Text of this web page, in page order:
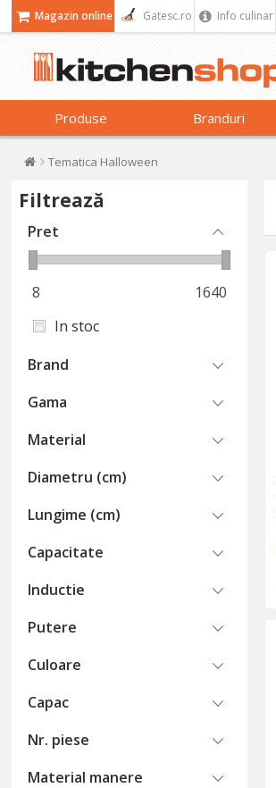
Magazin online Gatesc.ro Info culinar
Produse Branduri
Tematica Halloween
Filtrează
Pret
8
1640
In stoc
Brand
Gama
Material
Diametru (cm)
Lungime (cm)
Capacitate
Inductie
Putere
Culoare
Capac
Nr. piese
Material manere